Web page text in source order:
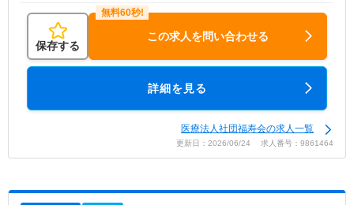
保存する
この求人を問い合わせる
詳細を見る
医療法人社団福寿会の求人一覧
更新日：2026/06/24 求人番号：9861464